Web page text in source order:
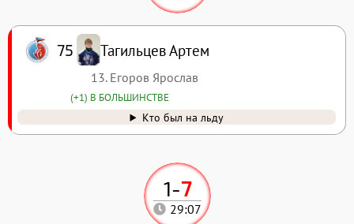
1-7
29:07
75 Тагильцев Артем
13. Егоров Ярослав
(+1) В БОЛЬШИНСТВЕ
Кто был на льду